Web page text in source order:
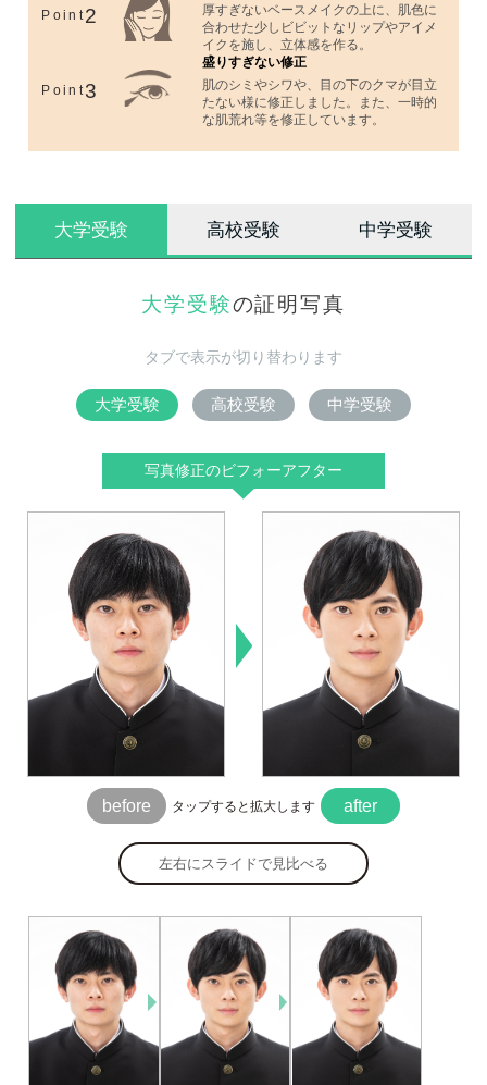
Point2
厚すぎないベースメイクの上に、肌色に
合わせた少しビビットなリップやアイメ
イクを施し、立体感を作る。
Point3
盛りすぎない修正
肌のシミやシワや、目の下のクマが目立
たない様に修正しました。また、一時的
な肌荒れ等を修正しています。
大学受験 高校受験 中学受験
大学受験の証明写真
タブで表示が切り替わります
大学受験 高校受験 中学受験
写真修正のビフォーアフター
before after
タップすると拡大します
左右にスライドで見比べる